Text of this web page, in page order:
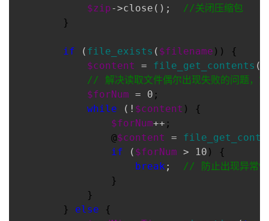
$zip->close(); //关闭压缩包
        }
if ( file_exists ( $filename )) {
$content
= file_get_contents (
//
解决读取文件偶尔出现失败的问题，
$forNum = 0 ;
while (! $content ) {
$forNum++ ;
                @
$content =
if ( $forNum > 10 ) {
break ; //
防止出现异常
                }
            }
        }
else {